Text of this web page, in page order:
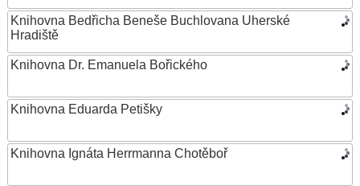
Knihovna Bedřicha Beneše Buchlovana Uherské
Hradiště
Knihovna Dr. Emanuela Bořického
Knihovna Eduarda Petišky
Knihovna Ignáta Herrmanna Chotěboř